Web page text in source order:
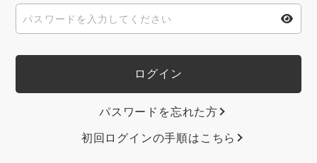
パスワードを忘れた方
初回ログインの手順はこちら